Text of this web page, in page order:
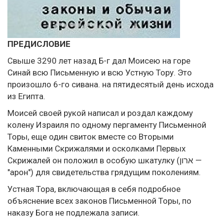
ПРЕДИСЛОВИЕ
Свыше 3290 лет назад Б-г дал Моисею на горе
Синай всю Письменную и всю Устную Тору. Это
произошло 6-го сивана. на пятидесятый день исхода
из Египта.
Моисей своей рукой написал и роздал каждому
колену Израиля по одному пергаменту Письменной
Торы, еще один свиток вместе со Вторыми
Каменными Скрижалями и осколками Первых
Скрижалей он положил в особую шкатулку (ארון —
"арон") для свидетельства грядущим поколениям.
Устная Тора, включающая в себя подробное
объяснение всех законов Письменной Торы, по
наказу Бога не подлежала записи.